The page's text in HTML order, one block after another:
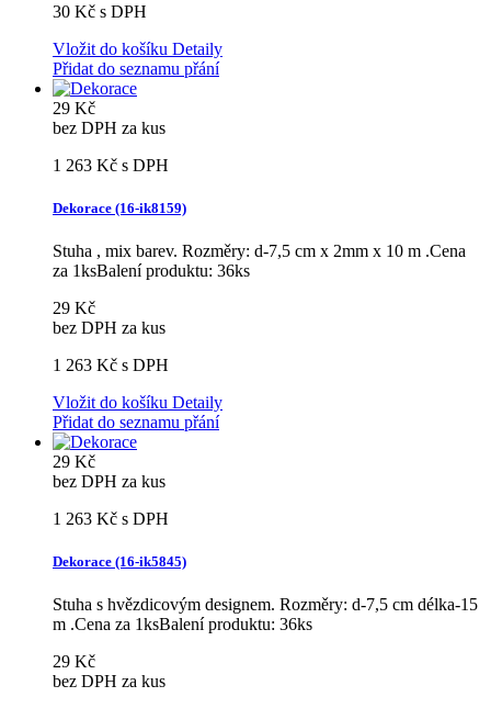
30 Kč s DPH
Vložit do košíku Detaily
Přidat do seznamu přání
29 Kč
bez DPH za kus
1 263 Kč s DPH
Dekorace (16-ik8159)
Stuha , mix barev. Rozměry: d-7,5 cm x 2mm x 10 m .Cena
za 1ksBalení produktu: 36ks
29 Kč
bez DPH za kus
1 263 Kč s DPH
Vložit do košíku Detaily
Přidat do seznamu přání
29 Kč
bez DPH za kus
1 263 Kč s DPH
Dekorace (16-ik5845)
Stuha s hvězdicovým designem. Rozměry: d-7,5 cm délka-15
m .Cena za 1ksBalení produktu: 36ks
29 Kč
bez DPH za kus